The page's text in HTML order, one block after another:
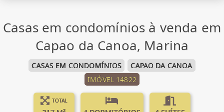
Casas em condomínios à venda em
Capao da Canoa, Marina
CASAS EM CONDOMÍNIOS
CAPAO DA CANOA
IMÓVEL 14822
TOTAL